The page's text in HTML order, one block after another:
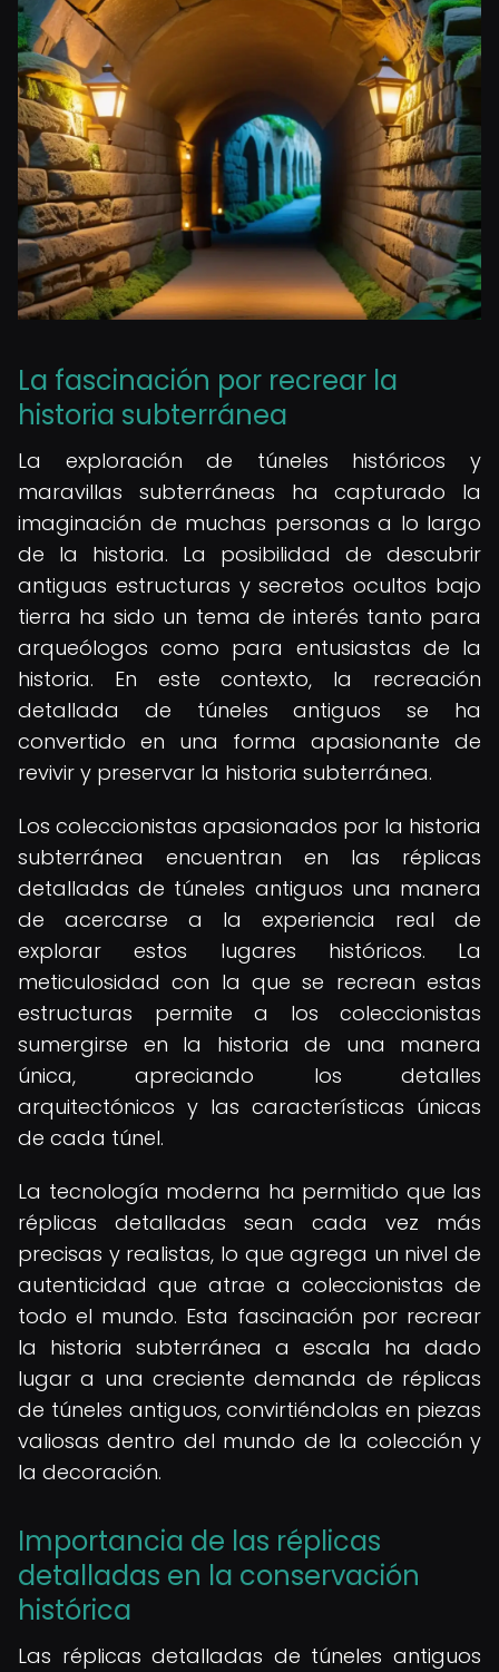
La fascinación por recrear la
historia subterránea
La exploración de túneles históricos y
maravillas subterráneas ha capturado la
imaginación de muchas personas a lo largo
de la historia. La posibilidad de descubrir
antiguas estructuras y secretos ocultos bajo
tierra ha sido un tema de interés tanto para
arqueólogos como para entusiastas de la
historia. En este contexto, la recreación
detallada de túneles antiguos se ha
convertido en una forma apasionante de
revivir y preservar la historia subterránea.
Los coleccionistas apasionados por la historia
subterránea encuentran en las réplicas
detalladas de túneles antiguos una manera
de acercarse a la experiencia real de
explorar estos lugares históricos. La
meticulosidad con la que se recrean estas
estructuras permite a los coleccionistas
sumergirse en la historia de una manera
única, apreciando los detalles
arquitectónicos y las características únicas
de cada túnel.
La tecnología moderna ha permitido que las
réplicas detalladas sean cada vez más
precisas y realistas, lo que agrega un nivel de
autenticidad que atrae a coleccionistas de
todo el mundo. Esta fascinación por recrear
la historia subterránea a escala ha dado
lugar a una creciente demanda de réplicas
de túneles antiguos, convirtiéndolas en piezas
valiosas dentro del mundo de la colección y
la decoración.
Importancia de las réplicas
detalladas en la conservación
histórica
Las réplicas detalladas de túneles antiguos